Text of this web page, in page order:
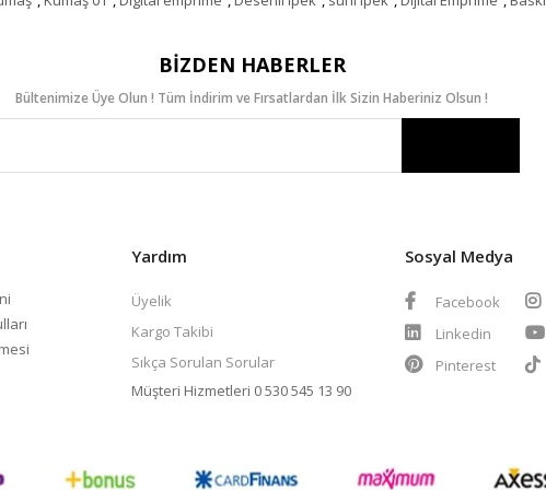
BIZDEN HABERLER
Bültenimize Üye Olun ! Tüm İndirim ve Fırsatlardan İlk Sizin Haberiniz Olsun !
Yardım
Üyelik
Kargo Takibi
Sıkça Sorulan Sorular
Müşteri Hizmetleri 0 530 545 13 90
Sosyal Medya
Facebook
Linkedin
Pinterest